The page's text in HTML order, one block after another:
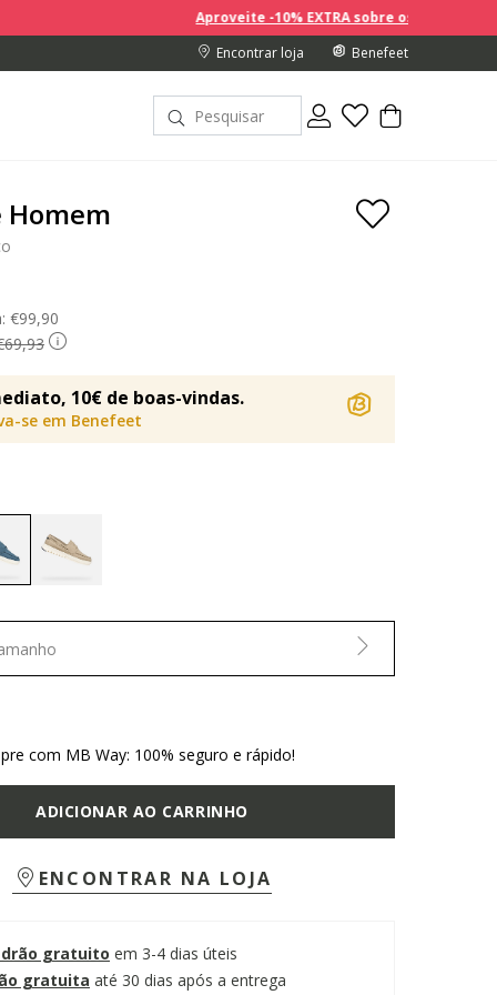
Aproveite -10% EXTRA sobre os preços com desconto na
Encontrar loja
Benefeet
Price reduced from
€99,90
10€ de boas-vindas.
se em Benefeet
com MB Way: 100% seguro e rápido!
ADICIONAR AO CARRINHO
ENCONTRAR NA LOJA
gratuito em 3-4 dias úteis
gratuita até 30 dias após a entrega